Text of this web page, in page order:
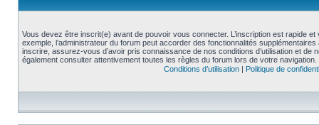
Vous devez être inscrit(e) avant de pouvoir vous connecter. L’inscription est rapide
exemple, l’administrateur du forum peut accorder des fonctionnalités
inscrire, assurez-vous d’avoir pris connaissance de nos conditions d’utilisation et de
également consulter attentivement toutes les règles du forum lors de votre navigation.
Conditions d’utilisation| Politique de